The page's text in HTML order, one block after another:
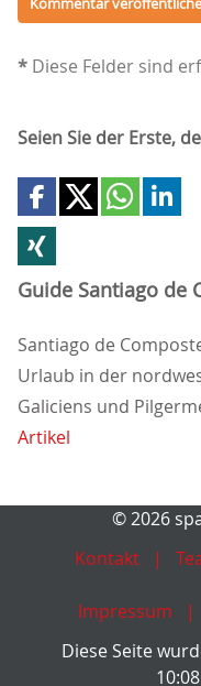
* Diese Felder sind
Seien Sie der Erste,
Guide Santiago de
Santiago de
Urlaub in der
Galiciens und
Artikel
© 2026
Kontakt
Impressum
Diese Seite